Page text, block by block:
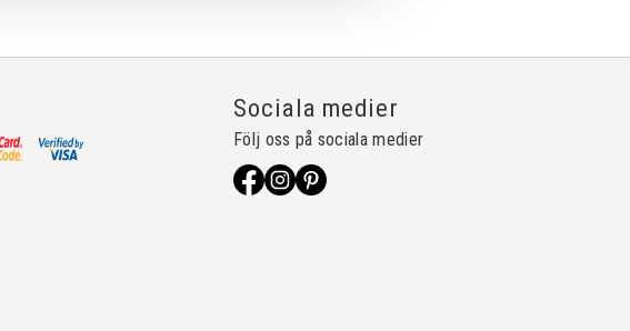
Sociala medier
Följ oss på sociala medier